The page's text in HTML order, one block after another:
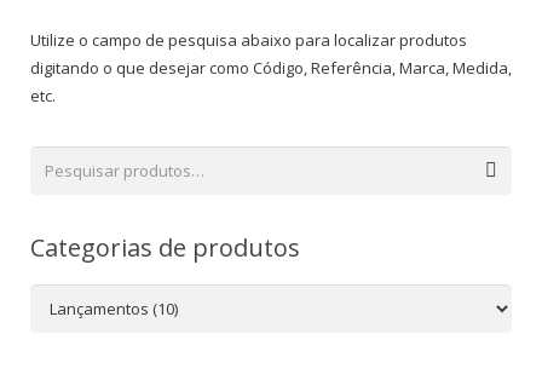
Utilize o campo de pesquisa abaixo para localizar produtos
digitando o que desejar como Código, Referência, Marca, Medida,
etc.
Categorias de produtos